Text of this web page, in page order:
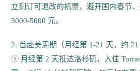
立刻订可退改的机票，避开国内春节
3000-5000 元。
2. 首赴美周期（月经第 1-21 天，约 21
① 月经第 2 天抵达洛杉矶，入住